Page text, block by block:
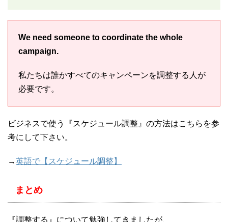
We need someone to coordinate the whole
campaign.
私たちは誰かすべてのキャンペーンを調整する人が
必要です。
ビジネスで使う『スケジュール調整』の方法はこちらを参
考にして下さい。
→英語で【スケジュール調整】
まとめ
『調整する』について勉強してきましたが、